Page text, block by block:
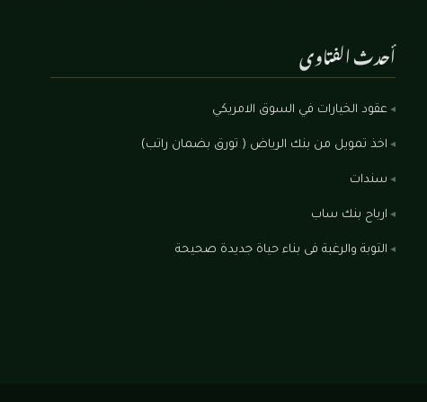
أحدث الفتاوى
عقود الخيارات في السوق الامريكي
اخذ تمويل من بنك الرياض ( تورق بضمان راتب)
سندات
ارباح بنك ساب
التوبة والرغبة فى بناء حياة جديدة صحيحة